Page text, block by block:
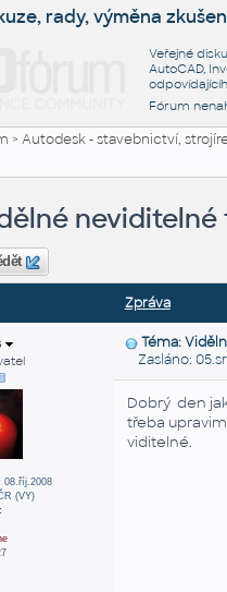
rady, výměna
Veřejné
AutoCAD,
Fórum
>Autodesk - stavebnictví,
neviditelné
Zpráva
08.říj.2008
(VY)
Téma:
Zasláno:
Dobrý den
třeba
viditelné.